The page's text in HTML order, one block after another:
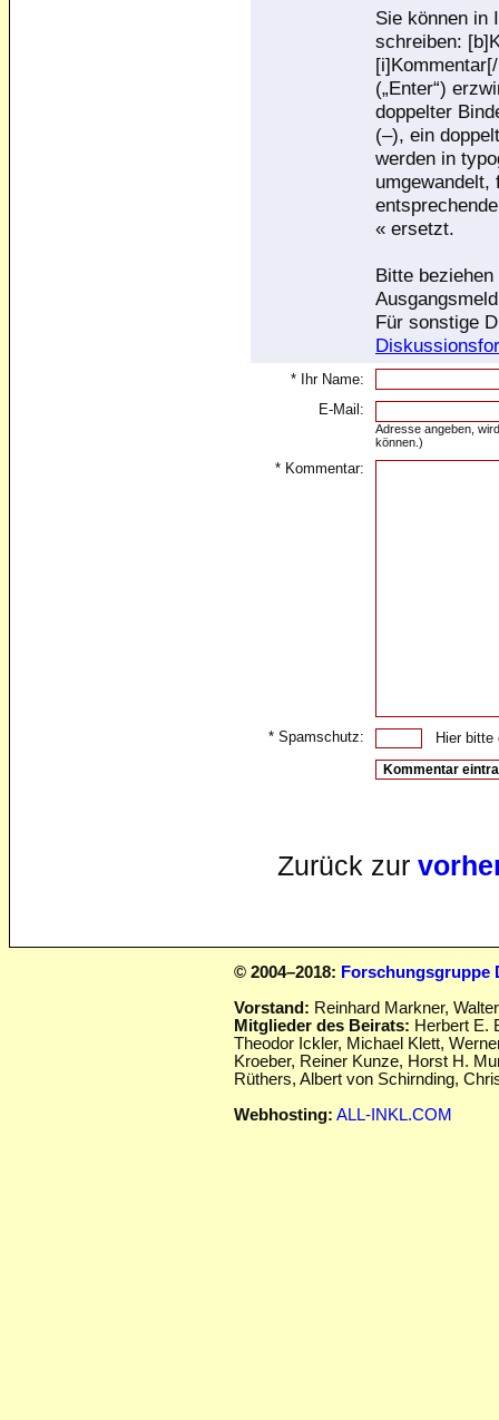
Sie können in
schreiben:
(„Enter“)
doppelter
(–), ein
werden in
umgewandelt,
« ersetzt.
Bitte
Für sonstige
* Ihr Name:
E-Mail:
Adresse angeben,
können.)
* Kommentar:
* Spamschutz: Hier bitte
Zurück zur
© 2004–2018: Forschungsgruppe
Vorstand: Reinhard Markner,
Mitglieder des Beirats: Herbert E.
Theodor Ickler, Michael Klett,
Kroeber, Reiner Kunze, Horst H.
Rüthers, Albert von Schirnding,
Webhosting: ALL-INKL.COM